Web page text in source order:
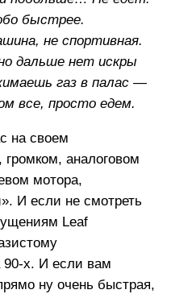
быстрее.
не спортивная.
дальше нет искры
газ в палас —
все, просто едем.
на своем
аналоговом
мотора,
И если не смотреть
Leaf
90-х. И если вам
ну очень быстрая,